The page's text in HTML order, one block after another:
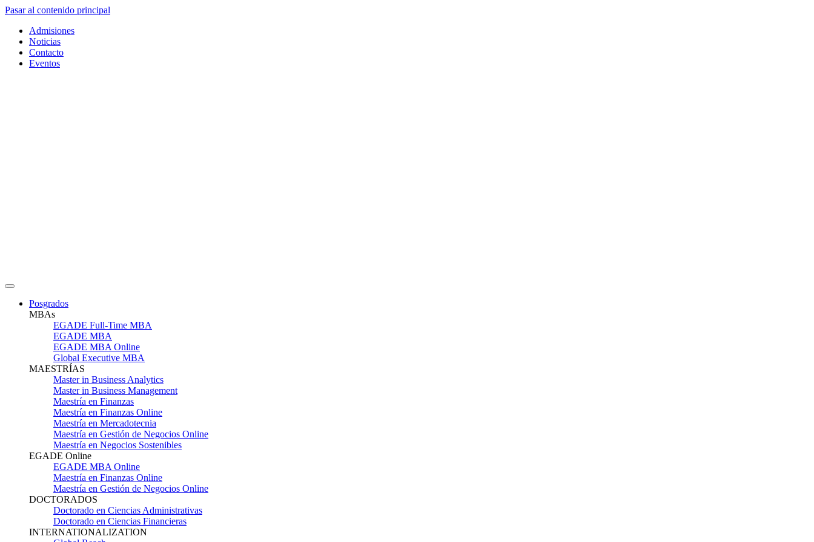
Pasar al contenido principal
Admisiones
Noticias
Contacto
Eventos
Posgrados
MBAs
EGADE Full-Time MBA
EGADE MBA
EGADE MBA Online
Global Executive MBA
MAESTRÍAS
Master in Business Analytics
Master in Business Management
Maestría en Finanzas
Maestría en Finanzas Online
Maestría en Mercadotecnia
Maestría en Gestión de Negocios Online
Maestría en Negocios Sostenibles
EGADE Online
EGADE MBA Online
Maestría en Finanzas Online
Maestría en Gestión de Negocios Online
DOCTORADOS
Doctorado en Ciencias Administrativas
Doctorado en Ciencias Financieras
INTERNATIONALIZATION